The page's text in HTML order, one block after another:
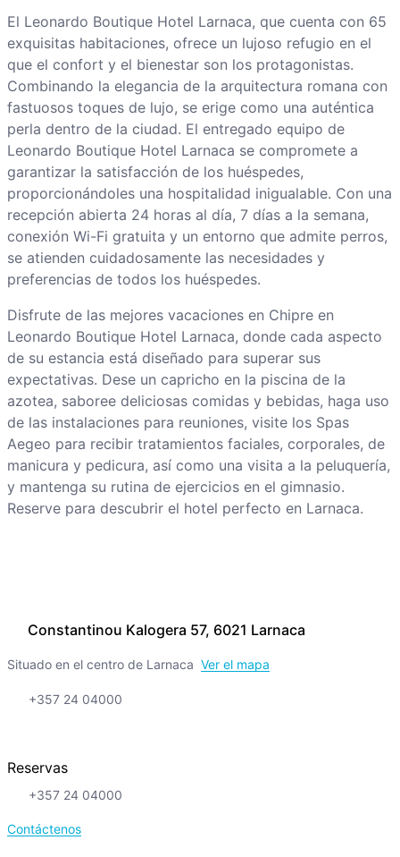
Constantinou Kalogera 57, 6021 Larnaca
Situado en el centro de Larnaca Ver el mapa
+357 24 04000
Reservas
+357 24 04000
Contáctenos
El Leonardo Boutique Hotel Larnaca, que cuenta con 65
exquisitas habitaciones, ofrece un lujoso refugio en el
que el confort y el bienestar son los protagonistas.
Combinando la elegancia de la arquitectura romana con
fastuosos toques de lujo, se erige como una auténtica
perla dentro de la ciudad. El entregado equipo de
Leonardo Boutique Hotel Larnaca se compromete a
garantizar la satisfacción de los huéspedes,
proporcionándoles una hospitalidad inigualable. Con una
recepción abierta 24 horas al día, 7 días a la semana,
conexión Wi-Fi gratuita y un entorno que admite perros,
se atienden cuidadosamente las necesidades y
preferencias de todos los huéspedes.
Disfrute de las mejores vacaciones en Chipre en
Leonardo Boutique Hotel Larnaca, donde cada aspecto
de su estancia está diseñado para superar sus
expectativas. Dese un capricho en la piscina de la
azotea, saboree deliciosas comidas y bebidas, haga uso
de las instalaciones para reuniones, visite los Spas
Aegeo para recibir tratamientos faciales, corporales, de
manicura y pedicura, así como una visita a la peluquería,
y mantenga su rutina de ejercicios en el gimnasio.
Reserve para descubrir el hotel perfecto en Larnaca.